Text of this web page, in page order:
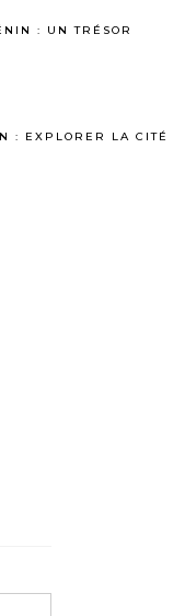
: UN TRÉSOR
: EXPLORER LA CITÉ